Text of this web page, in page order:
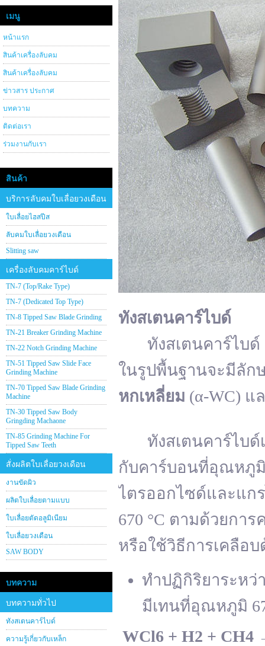
เมนู
หน้าแรก
สินค้าเครื่องลับคม
สินค้าเครื่องลับคม
ข่าวสาร ประกาศ
บทความ
ติดต่อเรา
ร่วมงานกับเรา
สินค้า
บริการลับคมใบเลื่อยวงเดือน
ใบเลื่อยไฮสปีส
ลับคมใบเลื่อยวงเดือน
Slitting saw
เครื่องลับคมคาร์ไบด์
TN-7 (Top/Rake Type)
TN-7 (Dedicated Top Type)
TN-8 Tipped Saw Blade Grinding
TN-21 Breaker Grinding Machine
TN-22 Notch Grinding Machine
TN-51 Tipped Saw Slide Face
Grinding Machine
TN-70 Tipped Saw Blade Grinding
Machine
TN-30 Tipped Saw Body
Gringding Machaone
TN-85 Grinding Machine For
Tipped Saw Teeth
สั่งผลิตใบเลื่อยวงเดือน
งานขัดผิว
ผลิตใบเลื่อยตามแบบ
ใบเลื่อยตัดอลูมิเนียม
ใบเลื่อยวงเดือน
SAW BODY
บทความ
บทความทั่วไป
ทังสเตนคาร์ไบด์
ความรู้เกี่ยวกับเหล็ก
ทังสเตนคาร์ไบด์
ทังสเตนคาร์ไบด์ (
ในรูปพื้นฐานจะมีลัก
หกเหลี่ยม (α-WC) แ
ทังสเตนคาร์ไบด์เ
กับคาร์บอนที่อุณหภูมิ
ไตรออกไซด์และแก
670 °C ตามด้วยกา
หรือใช้วิธีการเคลือบ
ทำปฏิกิริยาระหว่
มีเทนที่อุณหภูมิ
WCl6 + H2 + CH4